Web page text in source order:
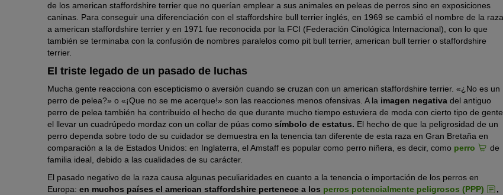
de los american staffordshire terrier que no querían emplear a sus animales en peleas de perros sino en exposiciones
caninas. Para conseguir una diferenciación con el staffordshire bull terrier inglés, en 1969 se cambió el nombre de la raza
a american staffordshire terrier y en 1971 fue reconocida por la FCI (Federación Cinológica Internacional), con lo que
también se terminaba con la confusión de nombres paralelos como pit bull terrier, american bull terrier o staffordshire
terrier.
El triste legado de un pasado de luchas
Mucha gente reacciona con escepticismo o aversión cuando se cruzan con un american staffordshire terrier. «¿No es un
perro de pelea?» o «¡Que no se me acerque!» son las reacciones menos ofensivas. A la imagen negativa del antiguo
perro de pelea también ha contribuido el hecho de que durante mucho tiempo estuviera de moda con cierto tipo de gente
el llevar un cuadrúpedo mordaz con un collar de púas como símbolo de estatus. El hecho de que la peligrosidad de un
perro dependa sobre todo de su cuidador se demuestra en la tenencia tan diferente de esta raza en Gran Bretaña en
comparación a la de Estados Unidos: en Inglaterra, el Amstaff es popular como perro niñera, es decir, como perro
de
familia ideal, debido a las cualidades de su carácter.
El pasado negativo de la raza causa algunas peculiaridades en cuanto a la tenencia o importación de los perros en
Europa: en muchos países el american staffordshire pertenece a los perros potencialmente peligrosos (PPP)
,